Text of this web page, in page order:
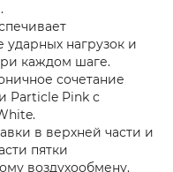
нагрузок и
каждом шаге.
сочетание
Particle Pink с
в верхней части и
пятки
воздухообмену.